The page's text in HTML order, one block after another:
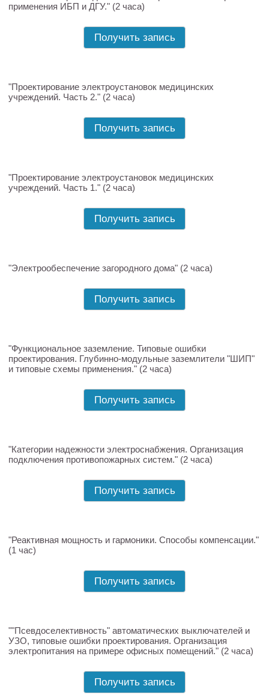
применения ИБП и ДГУ." (2 часа)
Получить запись
"Проектирование электроустановок медицинских
учреждений. Часть 2." (2 часа)
Получить запись
"Проектирование электроустановок медицинских
учреждений. Часть 1." (2 часа)
Получить запись
"Электрообеспечение загородного дома" (2 часа)
Получить запись
"Функциональное заземление. Типовые ошибки
проектирования. Глубинно-модульные заземлители "ШИП"
и типовые схемы применения." (2 часа)
Получить запись
"Категории надежности электроснабжения. Организация
подключения противопожарных систем." (2 часа)
Получить запись
"Реактивная мощность и гармоники. Способы компенсации."
(1 час)
Получить запись
""Псевдоселективность" автоматических выключателей и
УЗО, типовые ошибки проектирования. Организация
электропитания на примере офисных помещений." (2 часа)
Получить запись